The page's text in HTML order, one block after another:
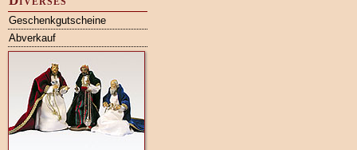
Geschenkgutscheine
Abverkauf